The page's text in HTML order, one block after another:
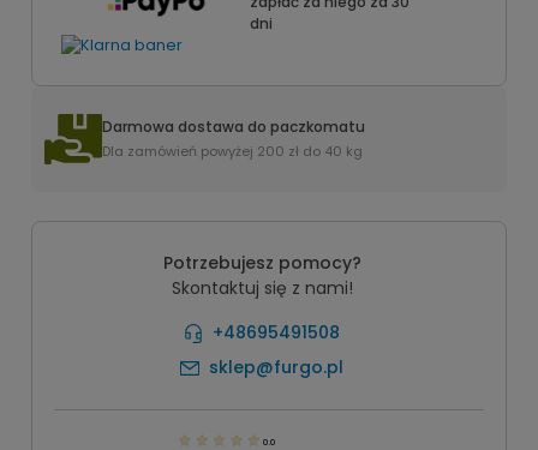
dni
Darmowa dostawa do paczkomatu
Dla zamówień powyżej 200 zł do 40 kg
Potrzebujesz pomocy?
Skontaktuj się z nami!
+48695491508
sklep@furgo.pl
0.0